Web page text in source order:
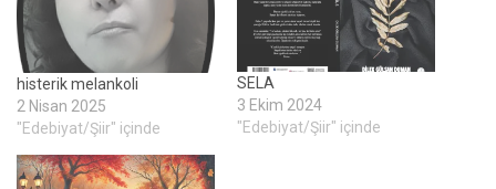
histerik melankoli
2 Nisan 2025
"Edebiyat/Şiir" içinde
SELA
3 Ekim 2024
"Edebiyat/Şiir" içinde